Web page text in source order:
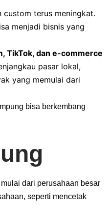
custom terus meningkat.
menjadi bisnis yang
TikTok, dan e-commerce
pasar lokal,
yang memulai dari
bisa berkembang
dari perusahaan besar
seperti mencetak